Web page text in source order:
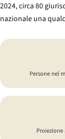
2024, circa 80
nazionale una
Persone nel